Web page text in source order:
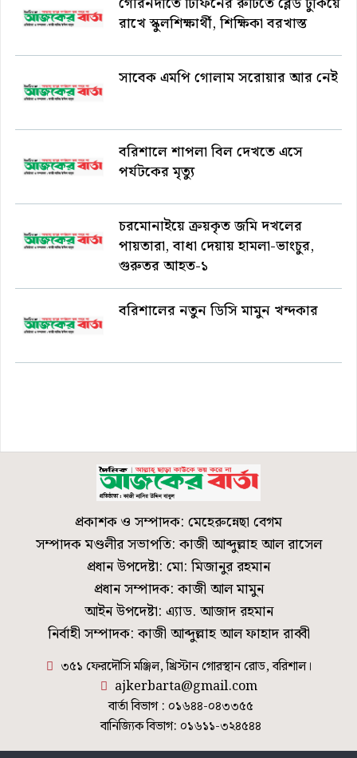
রাখে স্কুলশিক্ষার্থী, শিক্ষিকা বরখাস্ত
সাবেক এমপি গোলাম সরোয়ার আর নেই
বরিশালে শাপলা বিল দেখতে এসে
পর্যটকের মৃত্যু
চরমোনাইয়ে ক্রয়কৃত জমি দখলের
পায়তারা, বাধা দেয়ায় হামলা-ভাংচুর,
গুরুতর আহত-১
বরিশালের নতুন ডিসি মামুন খন্দকার
প্রকাশক ও সম্পাদক: মেহেরুন্নেছা বেগম
সম্পাদক মণ্ডলীর সভাপতি: কাজী আব্দুল্লাহ আল রাসেল
প্রধান উপদেষ্টা: মো: মিজানুর রহমান
প্রধান সম্পাদক: কাজী আল মামুন
আইন উপদেষ্টা: এ্যাড. আজাদ রহমান
নির্বাহী সম্পাদক: কাজী আব্দুল্লাহ আল ফাহাদ রাব্বী
৩৫১ ফেরদৌসি মঞ্জিল, খ্রিস্টান গোরস্থান রোড, বরিশাল।
ajkerbarta@gmail.com
বার্তা বিভাগ : ০১৬৪৪-০৪৩৩৫৫
বানিজ্যিক বিভাগ: ০১৬১১-৩২৪৫৪৪